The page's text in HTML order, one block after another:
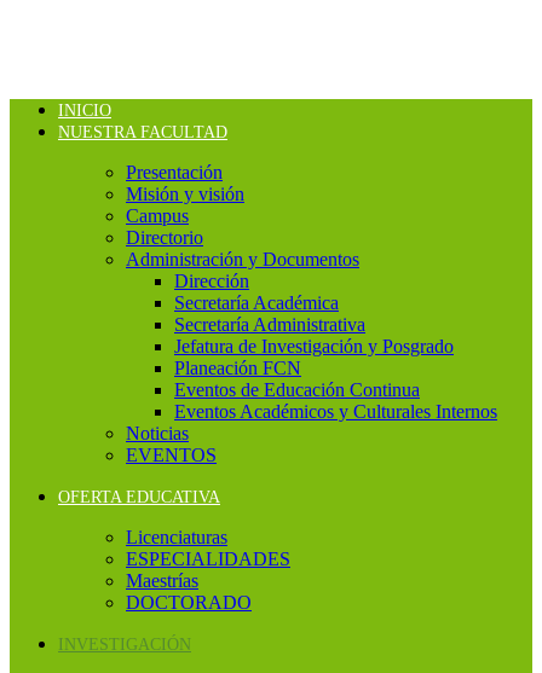
INICIO
NUESTRA FACULTAD
Presentación
Misión y visión
Campus
Directorio
Administración y Documentos
Dirección
Secretaría Académica
Secretaría Administrativa
Jefatura de Investigación y Posgrado
Planeación FCN
Eventos de Educación Continua
Eventos Académicos y Culturales Internos
Noticias
EVENTOS
OFERTA EDUCATIVA
Licenciaturas
ESPECIALIDADES
Maestrías
DOCTORADO
INVESTIGACIÓN